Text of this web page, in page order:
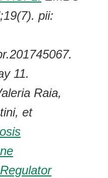
pii:
11.
Raia,
et